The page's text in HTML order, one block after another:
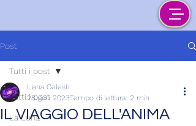
Post
Tutti i post
La Luna
Tutti i post
IL VIAGGIO DELL'ANIMA
Liana Celesti
28 gen 2023Tempo di lettura: 2 min